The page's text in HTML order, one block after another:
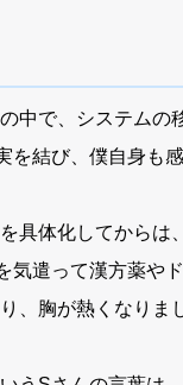
中で、システム
結び、僕自身も感
具体化してからは
気遣って漢方薬や
、胸が熱くなりま